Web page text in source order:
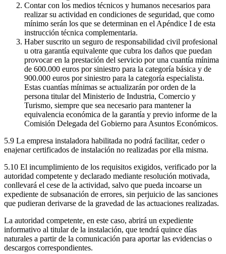
Contar con los medios técnicos y humanos necesarios para
realizar su actividad en condiciones de seguridad, que como
mínimo serán los que se determinan en el Apéndice I de esta
instrucción técnica complementaria.
Haber suscrito un seguro de responsabilidad civil profesional
u otra garantía equivalente que cubra los daños que puedan
provocar en la prestación del servicio por una cuantía mínima
de 600.000 euros por siniestro para la categoría básica y de
900.000 euros por siniestro para la categoría especialista.
Estas cuantías mínimas se actualizarán por orden de la
persona titular del Ministerio de Industria, Comercio y
Turismo, siempre que sea necesario para mantener la
equivalencia económica de la garantía y previo informe de la
Comisión Delegada del Gobierno para Asuntos Económicos.
5.9 La empresa instaladora habilitada no podrá facilitar, ceder o
enajenar certificados de instalación no realizadas por ella misma.
5.10 El incumplimiento de los requisitos exigidos, verificado por la
autoridad competente y declarado mediante resolución motivada,
conllevará el cese de la actividad, salvo que pueda incoarse un
expediente de subsanación de errores, sin perjuicio de las sanciones
que pudieran derivarse de la gravedad de las actuaciones realizadas.
La autoridad competente, en este caso, abrirá un expediente
informativo al titular de la instalación, que tendrá quince días
naturales a partir de la comunicación para aportar las evidencias o
descargos correspondientes.